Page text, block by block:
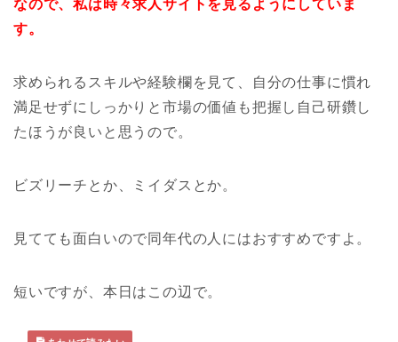
なので、私は時々求人サイトを見るようにしていま
す。
求められるスキルや経験欄を見て、自分の仕事に慣れ
満足せずにしっかりと市場の価値も把握し自己研鑽し
たほうが良いと思うので。
ビズリーチとか、ミイダスとか。
見てても面白いので同年代の人にはおすすめですよ。
短いですが、本日はこの辺で。